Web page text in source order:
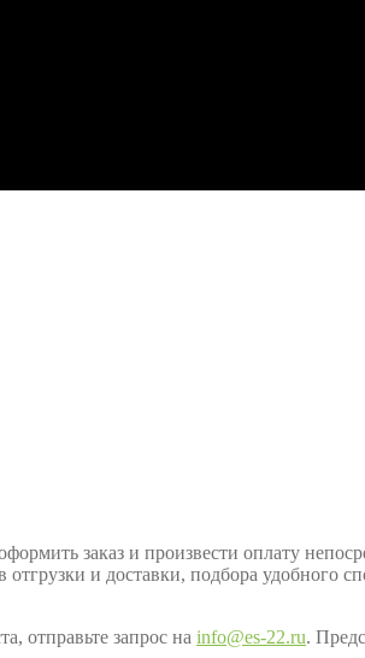
заказ и произвести оплату
и доставки, подбора удобного
отправьте запрос на info@es-22.ru.